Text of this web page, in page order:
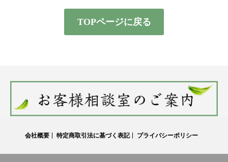
TOPページに戻る
会社概要 特定商取引法に基づく表記 プライバシーポリシー